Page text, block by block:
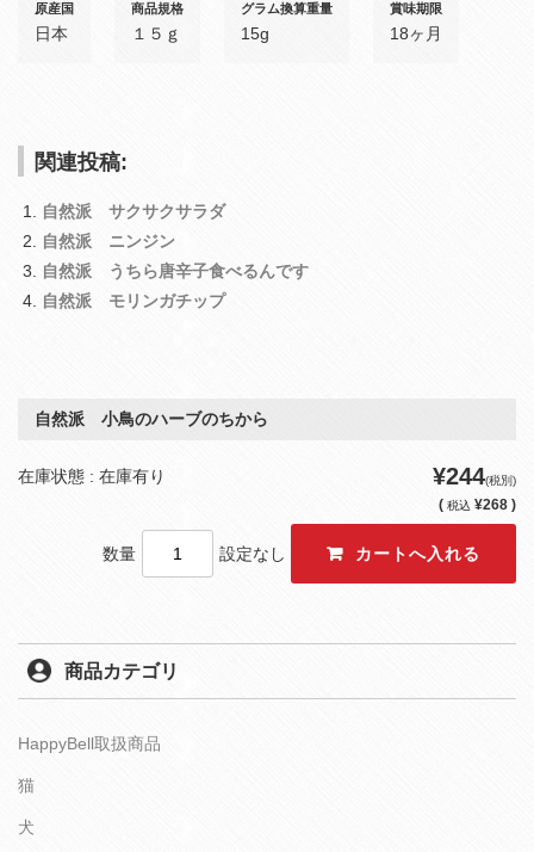
原産国
日本
商品規格
１５ｇ
グラム換算重量
15g
賞味期限
18ヶ月
関連投稿:
自然派 サクサクサラダ
自然派 ニンジン
自然派 うちら唐辛子食べるんです
自然派 モリンガチップ
自然派 小鳥のハーブのちから
在庫状態 : 在庫有り ¥244(税別)
( 税込 ¥268 )
数量 設定なし
商品カテゴリ
HappyBell取扱商品
猫
犬